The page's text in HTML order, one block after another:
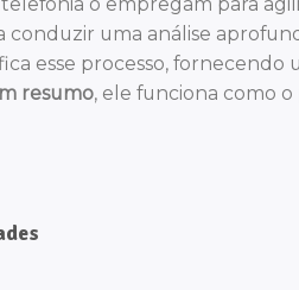
o empregam para
conduzir uma análise
esse processo, fornecendo
resumo, ele funciona como